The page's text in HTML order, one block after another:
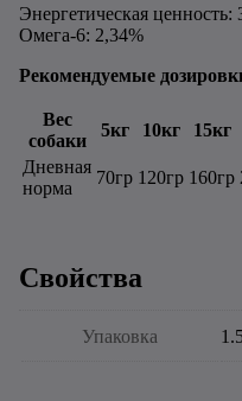
Энергетическая ценность:
Омега-6: 2,34%
Рекомендуемые
Вес
собаки
5кг 10кг 15кг
Дневная
норма
70гр 120гр 160гр
Свойства
Упаковка